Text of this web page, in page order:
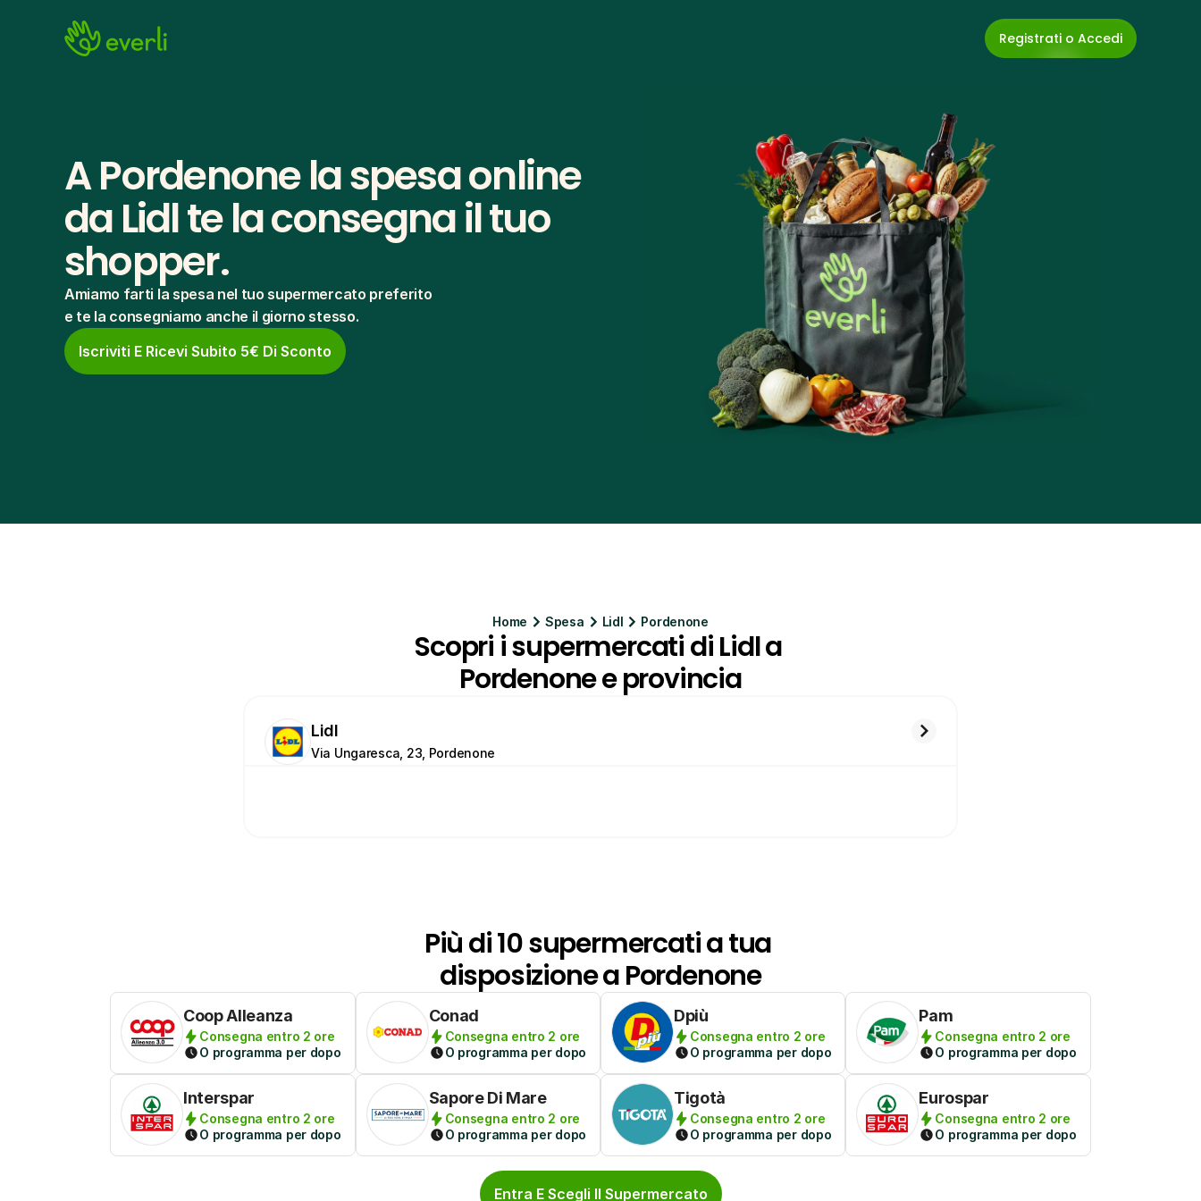
Registrati o Accedi
A Pordenone la spesa online
da Lidl te la consegna il tuo
shopper.
Amiamo farti la spesa nel tuo supermercato preferito
e te la consegniamo anche il giorno stesso.
Iscriviti E Ricevi Subito 5€ Di Sconto
Home Spesa Lidl Pordenone
Scopri i supermercati di Lidl a
Pordenone e provincia
Lidl
Via Ungaresca, 23, Pordenone
Più di 10 supermercati a tua
disposizione a Pordenone
Coop Alleanza
Consegna entro 2 ore
O programma per dopo
Conad
Consegna entro 2 ore
O programma per dopo
Dpiù
Consegna entro 2 ore
O programma per dopo
Pam
Consegna entro 2 ore
O programma per dopo
Interspar
Consegna entro 2 ore
O programma per dopo
Sapore Di Mare
Consegna entro 2 ore
O programma per dopo
Tigotà
Consegna entro 2 ore
O programma per dopo
Eurospar
Consegna entro 2 ore
O programma per dopo
Entra E Scegli Il Supermercato